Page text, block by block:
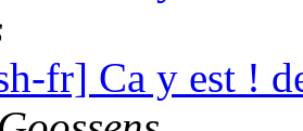
fr] Ca y est !